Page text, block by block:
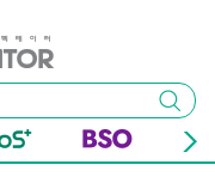
검색